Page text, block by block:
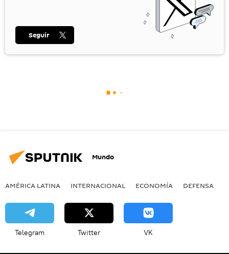
Seguir
Mundo
AMÉRICA LATINA INTERNACIONAL ECONOMÍA DEFENSA
Telegram Twitter VK